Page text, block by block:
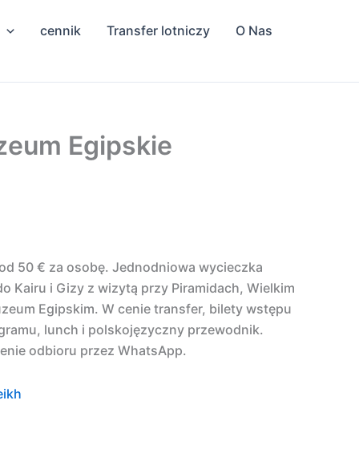
cennik Transfer lotniczy O Nas
Egipskie
50 € za osobę. Jednodniowa wycieczka
Kairu i Gizy z wizytą przy Piramidach, Wielkim
Egipskim. W cenie transfer, bilety wstępu
lunch i polskojęzyczny przewodnik.
odbioru przez WhatsApp.